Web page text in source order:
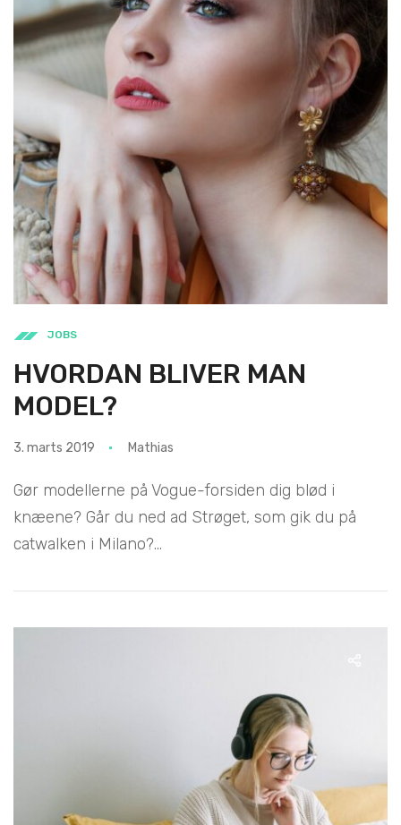
JOBS
HVORDAN BLIVER MAN
MODEL?
3. marts 2019 Mathias
Gør modellerne på Vogue-forsiden dig blød i
knæene? Går du ned ad Strøget, som gik du på
catwalken i Milano?...